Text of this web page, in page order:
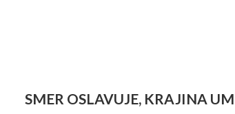
SMER OSLAVUJE, KRAJINA